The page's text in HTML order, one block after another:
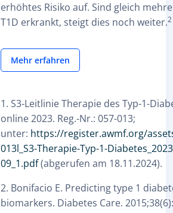
erhöhtes Risiko auf. Sind gleich
T1D erkrankt, steigt dies noch weiter.2
Mehr erfahren
1. S3-Leitlinie Therapie des Typ-1-
online 2023. Reg.-Nr.: 057-013;
unter: https://register.awmf.org/
013l_S3-Therapie-Typ-1-
09_1.pdf(abgerufen am 18.11.2024).
2. Bonifacio E. Predicting type 1
biomarkers. Diabetes Care.